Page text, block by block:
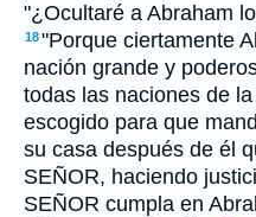
"¿Ocultaré a Abraham
18"Porque ciertamente
nación grande y
todas las naciones de
escogido para que
su casa después de él
SEÑOR, haciendo
SEÑOR cumpla en